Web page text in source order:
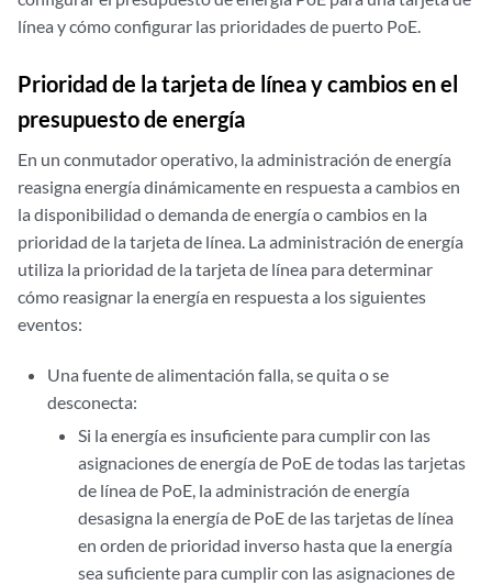
línea y cómo configurar las prioridades de puerto PoE.
Prioridad de la tarjeta de línea y cambios en el
presupuesto de energía
En un conmutador operativo, la administración de energía
reasigna energía dinámicamente en respuesta a cambios en
la disponibilidad o demanda de energía o cambios en la
prioridad de la tarjeta de línea. La administración de energía
utiliza la prioridad de la tarjeta de línea para determinar
cómo reasignar la energía en respuesta a los siguientes
eventos:
Una fuente de alimentación falla, se quita o se
desconecta:
Si la energía es insuficiente para cumplir con las
asignaciones de energía de PoE de todas las tarjetas
de línea de PoE, la administración de energía
desasigna la energía de PoE de las tarjetas de línea
en orden de prioridad inverso hasta que la energía
sea suficiente para cumplir con las asignaciones de